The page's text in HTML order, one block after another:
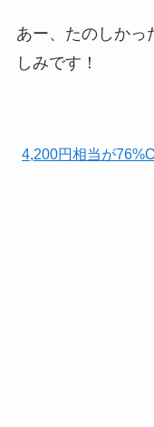
あー、たのしかっ
しみです！
4,200円相当が